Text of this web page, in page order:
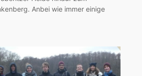
Anbei wie immer einige